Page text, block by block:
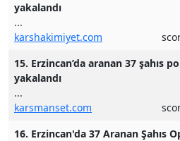
yakalandı
...
karshakimiyet.com
15. Erzincan’da aranan 37 şahıs
yakalandı
...
karsmanset.com
16. Erzincan'da 37 Aranan Şahıs